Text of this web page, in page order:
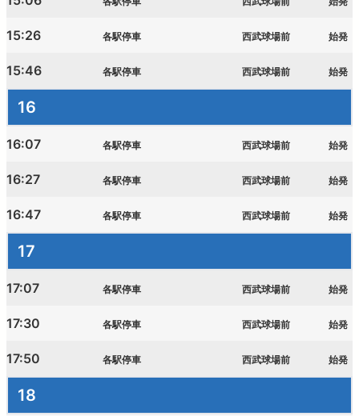
15:26 各駅停車 西武球場前 始発
15:46 各駅停車 西武球場前 始発
16
16:07 各駅停車 西武球場前 始発
16:27 各駅停車 西武球場前 始発
16:47 各駅停車 西武球場前 始発
17
17:07 各駅停車 西武球場前 始発
17:30 各駅停車 西武球場前 始発
17:50 各駅停車 西武球場前 始発
18